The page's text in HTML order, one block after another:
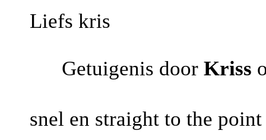
Liefs kris
Getuigenis door Kriss
snel en straight to the